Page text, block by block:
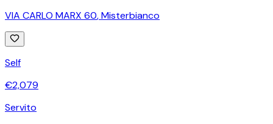
VIA CARLO MARX 60,Misterbianco
Self
€2,079
Servito